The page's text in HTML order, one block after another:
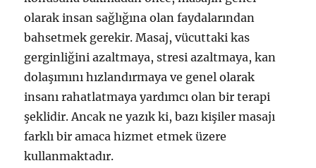
olarak insan sağlığına olan faydalarından
bahsetmek gerekir. Masaj, vücuttaki kas
gerginliğini azaltmaya, stresi azaltmaya, kan
dolaşımını hızlandırmaya ve genel olarak
insanı rahatlatmaya yardımcı olan bir terapi
şeklidir. Ancak ne yazık ki, bazı kişiler masajı
farklı bir amaca hizmet etmek üzere
kullanmaktadır.